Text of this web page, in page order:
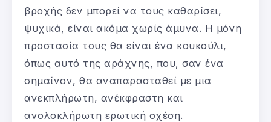
βροχής δεν μπορεί να τους καθαρίσει,
ψυχικά, είναι ακόμα χωρίς άμυνα. Η μόνη
προστασία τους θα είναι ένα κουκούλι,
όπως αυτό της αράχνης, που, σαν ένα
σημαίνον, θα αναπαρασταθεί με μια
ανεκπλήρωτη, ανέκφραστη και
ανολοκλήρωτη ερωτική σχέση.